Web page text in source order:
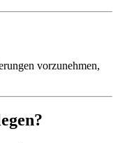
vorzunehmen,